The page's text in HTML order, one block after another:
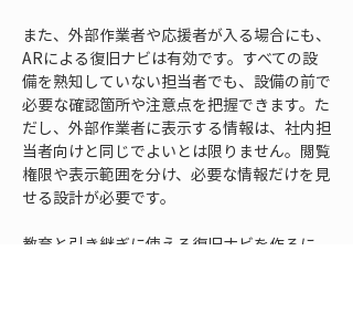
また、外部作業者や応援者が入る場合にも、
ARによる復旧ナビは有効です。すべての設
備を熟知していない担当者でも、設備の前で
必要な確認箇所や注意点を把握できます。た
だし、外部作業者に表示する情報は、社内担
当者向けと同じでよいとは限りません。閲覧
権限や表示範囲を分け、必要な情報だけを見
せる設計が必要です。
教育と引き継ぎに使える復旧ナビを作るに